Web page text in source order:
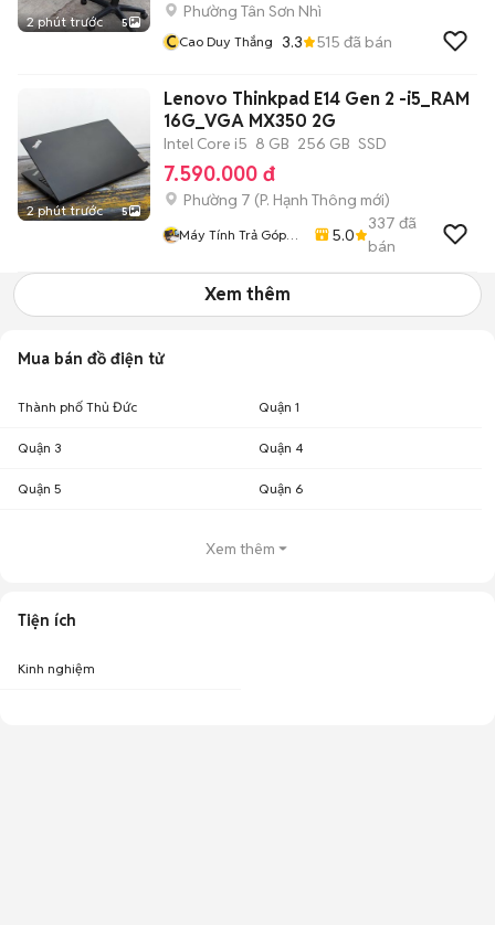
2 phút trước 5
Phường Tân Sơn Nhì
CCao Duy Thắng 3.3 515 đã bán
2 phút trước 5
Lenovo Thinkpad E14 Gen 2 -i5_RAM
16G_VGA MX350 2G
Intel Core i5 8 GB 256 GB SSD
7.590.000 đ
Phường 7 (P. Hạnh Thông mới)
Máy Tính Trả Góp
5.0
337 đã
bán
Xem thêm
Mua bán đồ điện tử
Thành phố Thủ Đức Quận 1
Quận 3 Quận 4
Quận 5 Quận 6
Xem thêm
Tiện ích
Kinh nghiệm